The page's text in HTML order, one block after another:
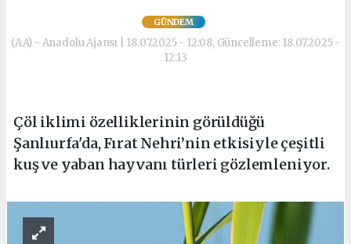
GÜNDEM
(AA) - Anadolu Ajansı | 18.07.2025 - 12:08, Güncelleme: 18.07.2025 -
12:13
Çöl iklimi özelliklerinin görüldüğü
Şanlıurfa'da, Fırat Nehri’nin etkisiyle çeşitli
kuş ve yaban hayvanı türleri gözlemleniyor.